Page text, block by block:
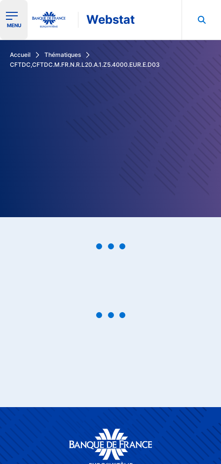
Ouvrir le menu de navigation
MENU Webstat
Accueil
Thématiques
CFTDC,CFTDC.M.FR.N.R.L20.A.1.Z5.4000.EUR.E.D03